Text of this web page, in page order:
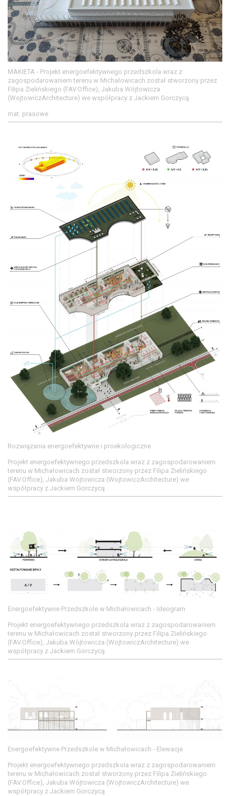
MAKIETA - Projekt energoefektywnego przedszkola wraz z
zagospodarowaniem terenu w Michałowicach został stworzony przez
Filipa Zielińskiego (FAV.Office), Jakuba Wójtowicza
(WojtowiczArchitecture) we współpracy z Jackiem Gorczycą
mat. prasowe
Rozwiązania energoefektywne i proekologiczne
Projekt energoefektywnego przedszkola wraz z zagospodarowaniem
terenu w Michałowicach został stworzony przez Filipa Zielińskiego
(FAV.Office), Jakuba Wójtowicza (WojtowiczArchitecture) we
współpracy z Jackiem Gorczycą
Energoefektywne Przedszkole w Michałowicach - Ideogram
Projekt energoefektywnego przedszkola wraz z zagospodarowaniem
terenu w Michałowicach został stworzony przez Filipa Zielińskiego
(FAV.Office), Jakuba Wójtowicza (WojtowiczArchitecture) we
współpracy z Jackiem Gorczycą
Energoefektywne Przedszkole w Michałowicach - Elewacje
Projekt energoefektywnego przedszkola wraz z zagospodarowaniem
terenu w Michałowicach został stworzony przez Filipa Zielińskiego
(FAV.Office), Jakuba Wójtowicza (WojtowiczArchitecture) we
współpracy z Jackiem Gorczycą